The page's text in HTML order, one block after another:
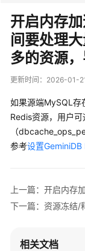
动
态
服
务
告
产
品
GeminiDB
口
开启内存
间要处理
多的资源
更新时间： 2026-01-
如果源端MySQL存
Redis资源，用户
（
参考设置GeminiDB
上一篇：开启内存
下一篇：资源冻结/
相关文档